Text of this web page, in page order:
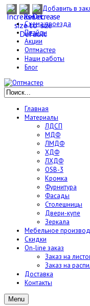
Добавить в
Схема проезда
Прайсы
Акции
Оптмастер
Наши работы
Блог
Главная
Материалы
ЛДСП
МДФ
ЛМДФ
ХДФ
ЛХДФ
OSB-3
Кромка
Фурнитура
Фасады
Столешницы
Двери-купе
Зеркала
Мебельное
Скидки
On-line заказ
Заказ на
Заказ на
Доставка
Контакты
Menu